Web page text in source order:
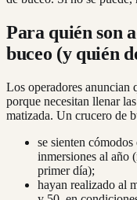
Para quién son
buceo (y quién
Los operadores anuncian
porque necesitan llenar
matizada. Un crucero de
se sienten
inmersiones al año
primer día);
hayan realizado al